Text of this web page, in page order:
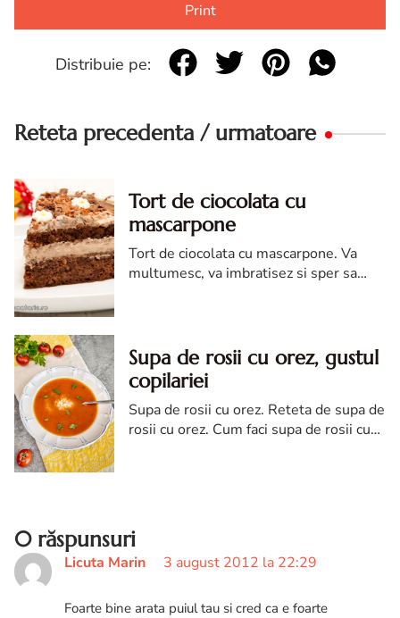
Print
Distribuie pe:
Reteta precedenta / urmatoare
Tort de ciocolata cu
mascarpone
Tort de ciocolata cu mascarpone. Va
multumesc, va imbratisez si sper sa
Supa de rosii cu orez, gustul
copilariei
Supa de rosii cu orez. Reteta de supa de
rosii cu orez. Cum faci supa de rosii cu
0 răspunsuri
Licuta Marin 3 august 2012 la 22:29
Foarte bine arata puiul tau si cred ca e foarte